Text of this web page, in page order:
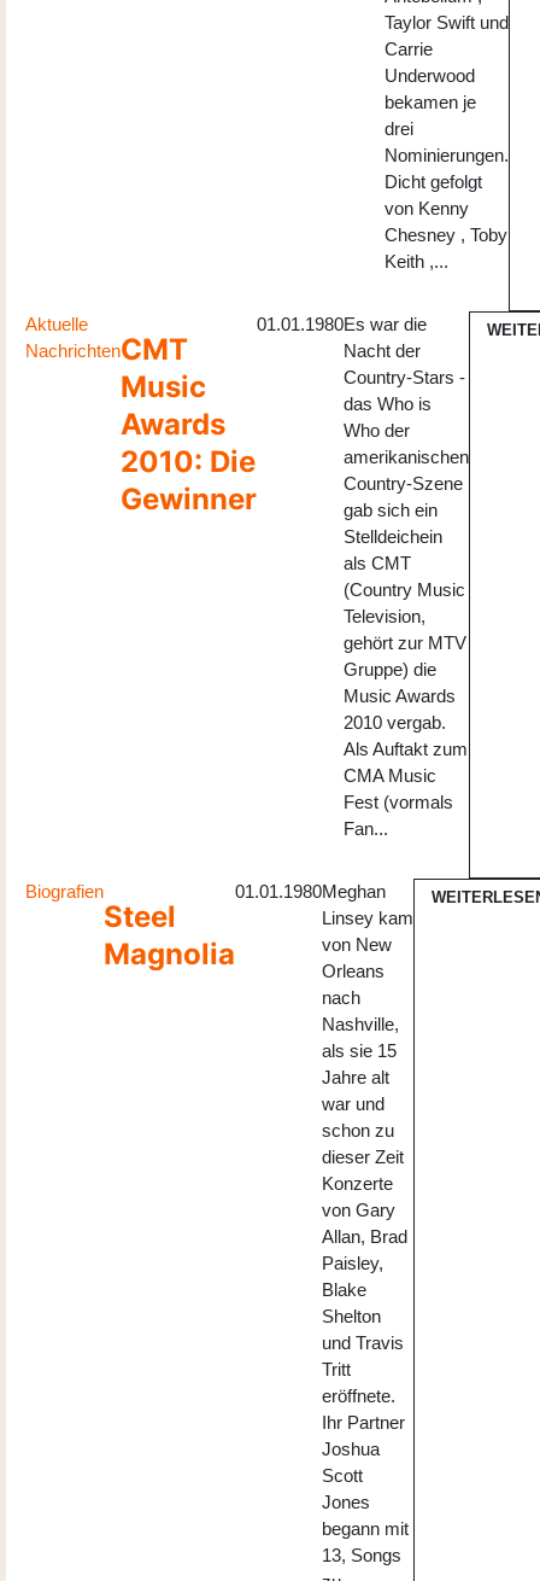
Taylor Swift und
Carrie
Underwood
bekamen je
drei
Nominierungen.
Dicht gefolgt
von Kenny
Chesney , Toby
Keith ,...
Aktuelle
NachrichtenCMT
Music
Awards
2010: Die
Gewinner
01.01.1980Es war die
Nacht der
Country-Stars -
das Who is
Who der
amerikanischen
Country-Szene
gab sich ein
Stelldeichein
als CMT
(Country Music
Television,
gehört zur MTV
Gruppe) die
Music Awards
2010 vergab.
Als Auftakt zum
CMA Music
Fest (vormals
Fan...
Biografien
Steel
Magnolia
01.01.1980Meghan
Linsey kam
von New
Orleans
nach
Nashville,
als sie 15
Jahre alt
war und
schon zu
dieser Zeit
Konzerte
von Gary
Allan, Brad
Paisley,
Blake
Shelton
und Travis
Tritt
eröffnete.
Ihr Partner
Joshua
Scott
Jones
begann mit
13, Songs